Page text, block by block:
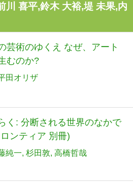
川 喜平,鈴木 大裕,堤 未果,内
芸術のゆくえ なぜ、アート
むのか?
田オリザ
く: 分断される世界のなかで
ンティア 別冊)
純一 杉田敦 高橋哲哉